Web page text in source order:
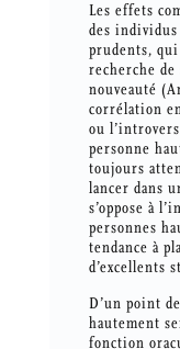
Les effets
des
prudents,
recherche
nouveauté
corrélation
ou
personne
toujours
lancer dans
s’oppose à
personnes
tendance à
d’excellents
D’un point
hautement
fonction